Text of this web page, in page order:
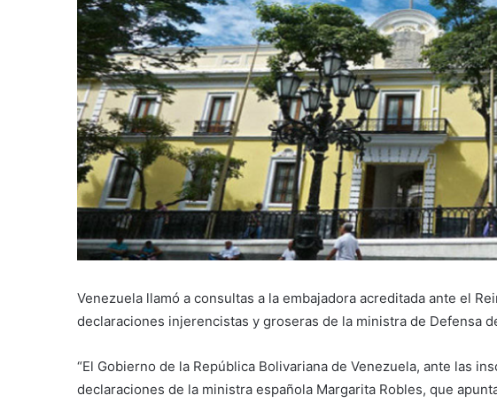
Venezuela llamó a consultas a la embajadora acreditada ante el
declaraciones injerencistas y groseras de la ministra de Defensa
“El Gobierno de la República Bolivariana de Venezuela, ante las
declaraciones de la ministra española Margarita Robles, que